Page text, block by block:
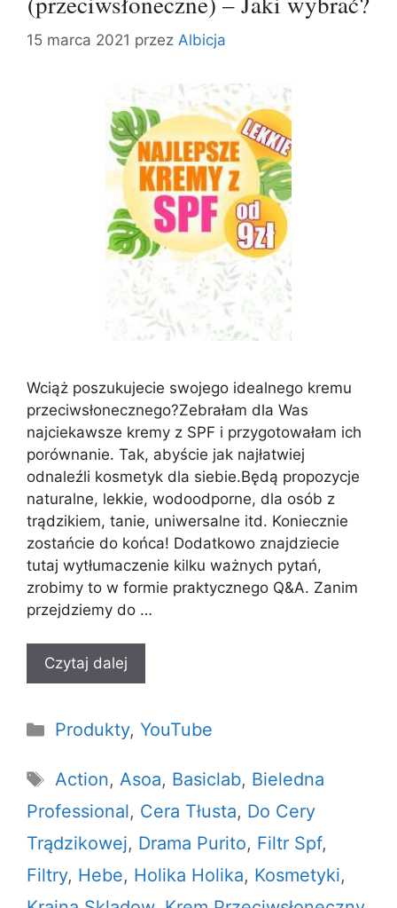
15 marca 2021 przez Albicja
Wciąż poszukujecie swojego idealnego kremu
przeciwsłonecznego?Zebrałam dla Was
najciekawsze kremy z SPF i przygotowałam ich
porównanie. Tak, abyście jak najłatwiej
odnaleźli kosmetyk dla siebie.Będą propozycje
naturalne, lekkie, wodoodporne, dla osób z
trądzikiem, tanie, uniwersalne itd. Koniecznie
zostańcie do końca! Dodatkowo znajdziecie
tutaj wytłumaczenie kilku ważnych pytań,
zrobimy to w formie praktycznego Q&A. Zanim
przejdziemy do …
Czytaj dalej
Kategorie
Produkty, YouTube
Tagi
Action, Asoa, Basiclab, Bieledna
Professional, Cera Tłusta, Do Cery
Trądzikowej, Drama Purito, Filtr Spf,
Filtry, Hebe, Holika Holika, Kosmetyki,